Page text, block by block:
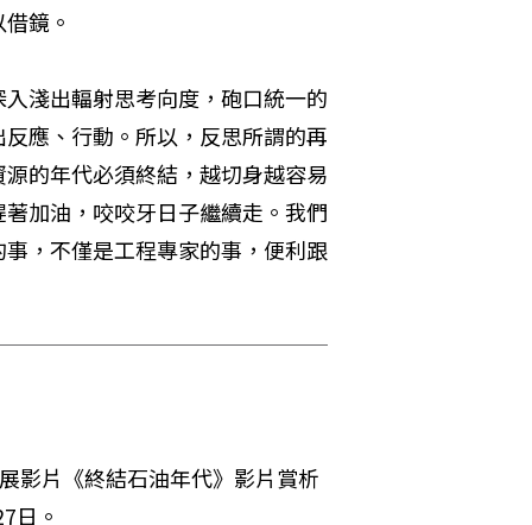
鏡。
淺出輻射思考向度，砲口統一的
應、行動。所以，反思所謂的再
的年代必須終結，越切身越容易
加油，咬咬牙日子繼續走。我們
，不僅是工程專家的事，便利跟
影片《終結石油年代》影片賞析
日。